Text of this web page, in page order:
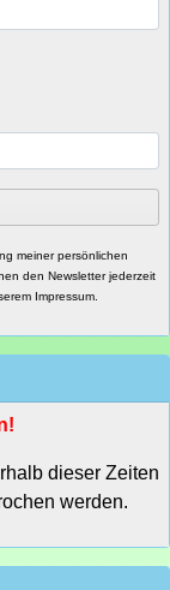
meiner persönlichen
den Newsletter jederzeit
Impressum.
dieser Zeiten
werden.